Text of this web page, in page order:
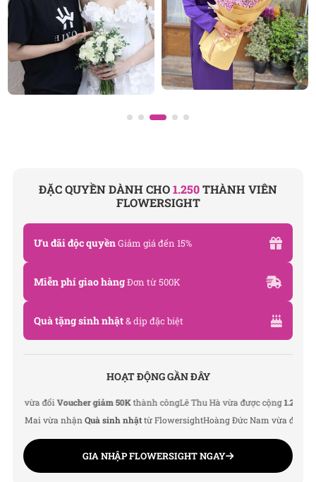
,hoa chia buồn , vòng hoa đám tang, đặc biệt
là các mẫu hoalan hồ điệp được chăm chút kỹ
lưỡng.
SHOP HOA TƯƠI FLOWERSIGHT
Hotline: 093 407 2575
Email: info@flowersight.com
Website: https://flowersight.com/
Đánh giá product này
ĐẶC QUYỀN DÀNH CHO1.250THÀNH VIÊN
FLOWERSIGHT
Ưu đãi độc quyềnGiảm giá đến 15%
Miễn phí giao hàngĐơn từ 500K
Quà tặng sinh nhật& dịp đặc biệt
HOẠT ĐỘNG GẦN ĐÂY
đổiVoucher giảm 50Kthành côngLê Thu Hà vừa được cộng1.200 điểm
Mai vừa nhậnQuà sinh nhậttừ FlowersightHoàng Đức Nam vừa được cộng
GIA NHẬP FLOWERSIGHT NGAY